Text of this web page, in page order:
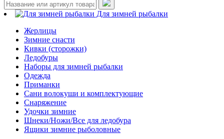
Для зимней рыбалки
Жерлицы
Зимние снасти
Кивки (сторожки)
Ледобуры
Наборы для зимней рыбалки
Одежда
Приманки
Сани волокуши и комплектующие
Снаряжение
Удочки зимние
Шнеки/Ножи/Все для ледобура
Ящики зимние рыболовные